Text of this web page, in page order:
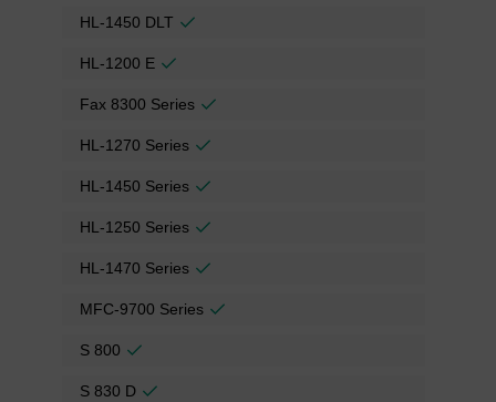
HL-1450 DLT
HL-1200 E
Fax 8300 Series
HL-1270 Series
HL-1450 Series
HL-1250 Series
HL-1470 Series
MFC-9700 Series
S 800
S 830 D